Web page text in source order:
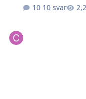
10 svar